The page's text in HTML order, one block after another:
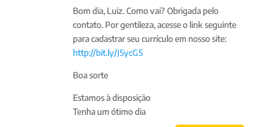
Bom dia, Luiz. Como vai? Obrigada pelo
contato. Por gentileza, acesse o link seguinte
para cadastrar seu currículo em nosso site:
http://bit.ly/J5ycG5
Boa sorte
Estamos à disposição
Tenha um ótimo dia